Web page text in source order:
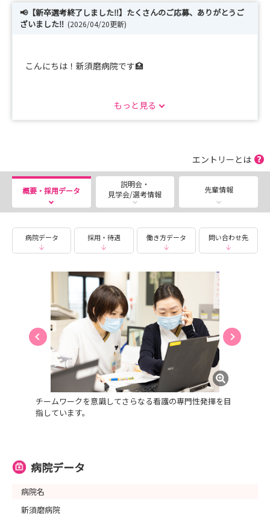
📢【新卒選考終了しました‼】たくさんのご応募、ありがとうご
ざいました‼ (2026/04/20更新)
こんにちは！新須磨病院です🏥
引き続き、次年度以降卒業予定の看護学生さんも、既卒の
看護師さんも、
病院見学も随時受け付けていますので、気になる方はぜひ
みなさんと働ける日を楽しみにしております☺️
もっと見る
エントリーとは
概要・採用データ
説明会・
見学会/選考情報
先輩情報
病院データ 採用・待遇 働き方データ 問い合わせ先
チームワークを意識してさらなる看護の専門性発揮を目
指しています。
病院データ
病院名
新須磨病院